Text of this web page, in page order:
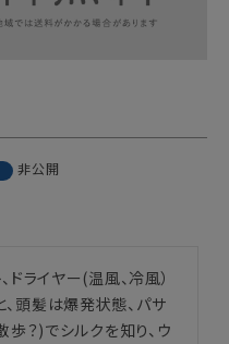
非公開
ドライヤー(温風、冷風）
、頭髪は爆発状態、パサ
歩？)でシルクを知り、ウ